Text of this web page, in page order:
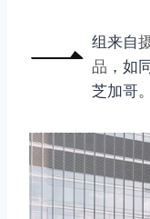
一 组来自
品 ，如
芝加哥。